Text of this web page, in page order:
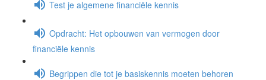
Test je algemene financiële kennis
Opdracht: Het opbouwen van vermogen door
financiële kennis
Begrippen die tot je basiskennis moeten behoren